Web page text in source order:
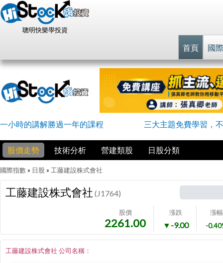
聰明快樂學投資
首頁 國
一小時的講解勝過一年的課程 三大主題免費學習，
股價走勢 技術分析 營建類股 日股分類
國際指數 » 日股 » 工藤建設株式會社
工藤建設株式會社 (J1764)
股價
2261.00
漲跌
▼-9.00
漲幅
-
工藤建設株式會社 公司名稱：